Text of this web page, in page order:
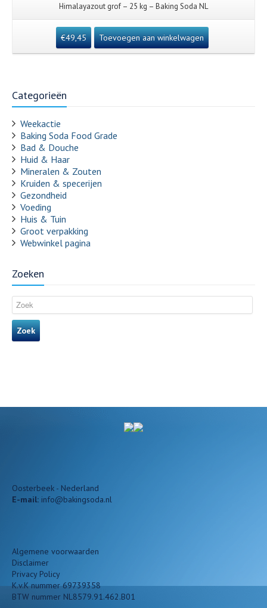
Himalayazout grof – 25 kg – Baking Soda NL
€49,45 Toevoegen aan winkelwagen
Categorieën
Weekactie
Baking Soda Food Grade
Bad & Douche
Huid & Haar
Mineralen & Zouten
Kruiden & specerijen
Gezondheid
Voeding
Huis & Tuin
Groot verpakking
Webwinkel pagina
Zoeken
Zoek
Oosterbeek - Nederland
E-mail: info@bakingsoda.nl
Algemene voorwaarden
Disclaimer
Privacy Policy
K.v.K nummer 69739358
BTW nummer NL8579.91.462.B01